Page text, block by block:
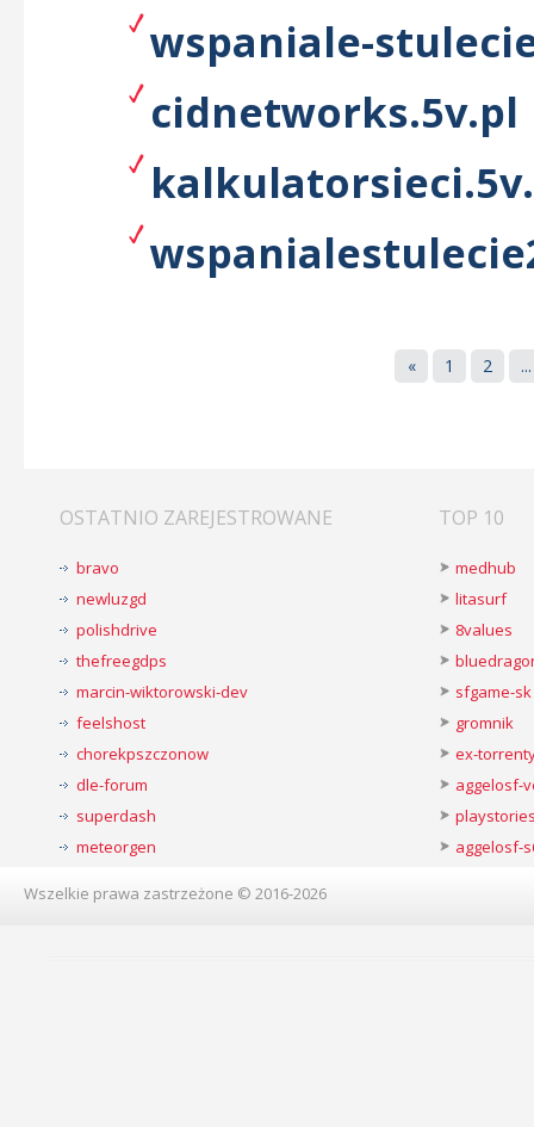
wspaniale-
cidnetworks.5v.pl
« 1 2 ...
OSTATNIO ZAREJESTROWANE
bravo
newluzgd
polishdrive
thefreegdps
marcin-wiktorowski-dev
feelshost
chorekpszczonow
dle-forum
superdash
meteorgen
TOP 10
medhub
litasurf
8values
sfgame-sk
gromnik
ex-
aggelosf-
aggelosf-
Wszelkie prawa zastrzeżone © 2016-2026